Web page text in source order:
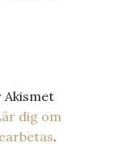
Akismet
dig om
.